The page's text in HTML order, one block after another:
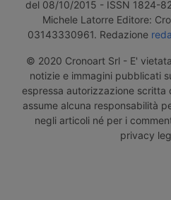
del 08/10/2015 - ISSN 1824-
Michele Latorre Editore:
03143330961. Redazione
© 2020 Cronoart Srl - E'
notizie e immagini pubblicati
espressa autorizzazione scritta
assume alcuna responsabilità
negli articoli né per i
privacy